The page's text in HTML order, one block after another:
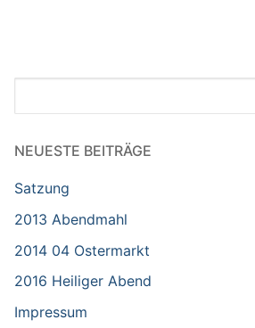
NEUESTE BEITRÄGE
Satzung
2013 Abendmahl
2014 04 Ostermarkt
2016 Heiliger Abend
Impressum